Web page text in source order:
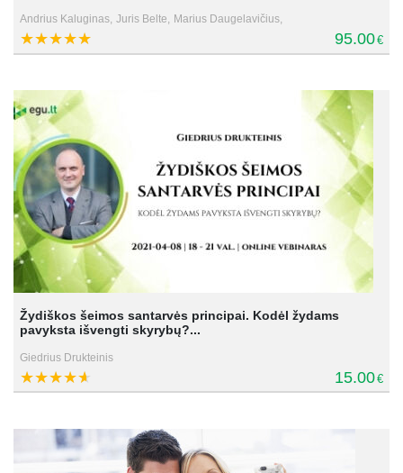
Andrius Kaluginas, Juris Belte, Marius Daugelavičius,
95.00€
Žydiškos šeimos santarvės principai. Kodėl žydams
pavyksta išvengti skyrybų?...
Giedrius Drukteinis
15.00€